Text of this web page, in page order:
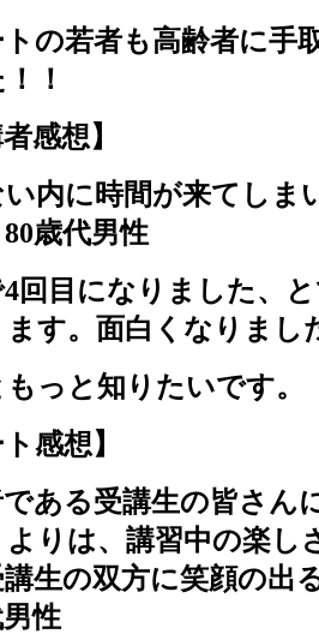
の若者も高齢者に手
！
感想】
内に時間が来てしま
80歳代男性
4回目になりました、
ます。面白くなりま
もっと知りたいです
感想】
ある受講生の皆さん
よりは、講習中の楽し
講生の双方に笑顔の
性